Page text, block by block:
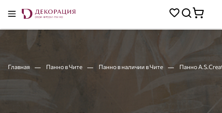
Главная Панно в Чите Панно в наличии в Чите Панно